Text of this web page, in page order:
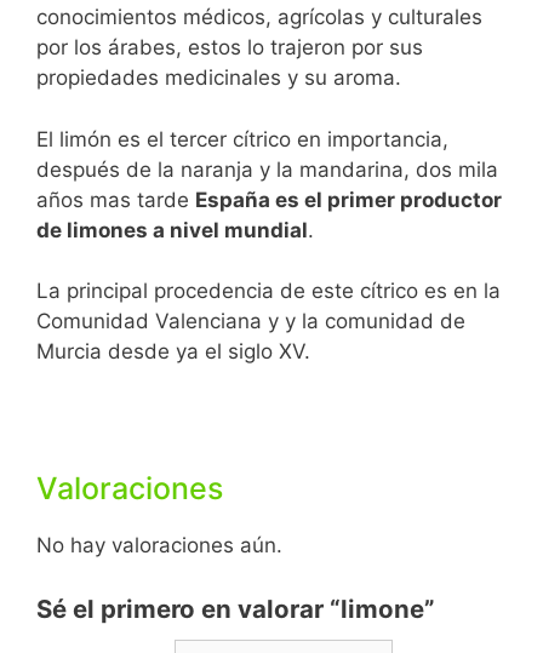
conocimientos médicos, agrícolas y culturales
por los árabes, estos lo trajeron por sus
propiedades medicinales y su aroma.
El limón es el tercer cítrico en importancia,
después de la naranja y la mandarina, dos mila
años mas tarde España es el primer productor
de limones a nivel mundial.
La principal procedencia de este cítrico es en la
Comunidad Valenciana y y la comunidad de
Murcia desde ya el siglo XV.
Valoraciones
No hay valoraciones aún.
Sé el primero en valorar “limone”